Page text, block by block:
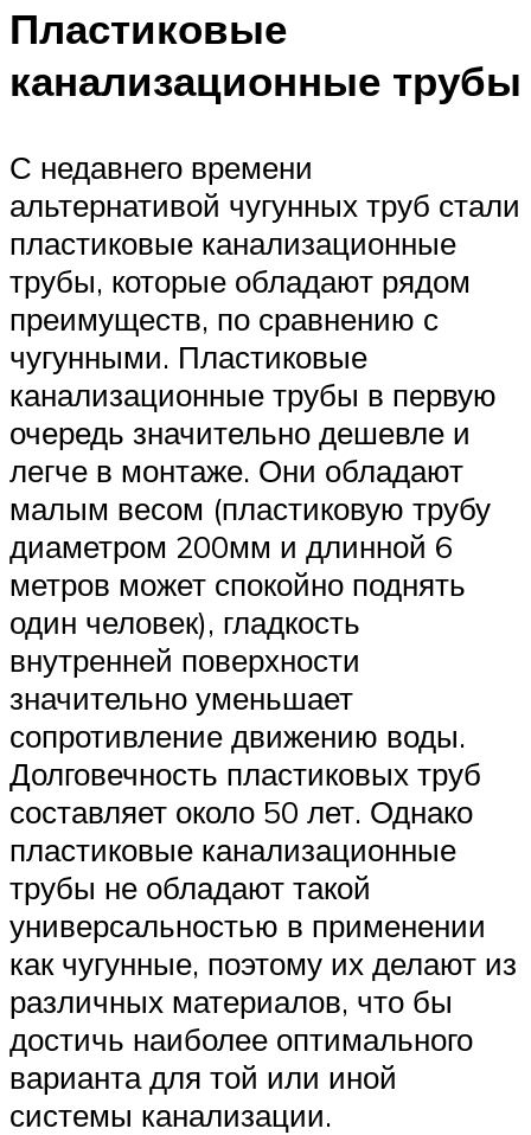
Пластиковые
канализационные трубы
С недавнего времени
альтернативой чугунных труб стали
пластиковые канализационные
трубы, которые обладают рядом
преимуществ, по сравнению с
чугунными. Пластиковые
канализационные трубы в первую
очередь значительно дешевле и
легче в монтаже. Они обладают
малым весом (пластиковую трубу
диаметром 200мм и длинной 6
метров может спокойно поднять
один человек), гладкость
внутренней поверхности
значительно уменьшает
сопротивление движению воды.
Долговечность пластиковых труб
составляет около 50 лет. Однако
пластиковые канализационные
трубы не обладают такой
универсальностью в применении
как чугунные, поэтому их делают из
различных материалов, что бы
достичь наиболее оптимального
варианта для той или иной
системы канализации.